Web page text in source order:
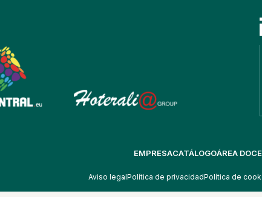
EMPRESACATÁLOGOÁREA DOCE
Aviso legalPolítica de privacidadPolítica de